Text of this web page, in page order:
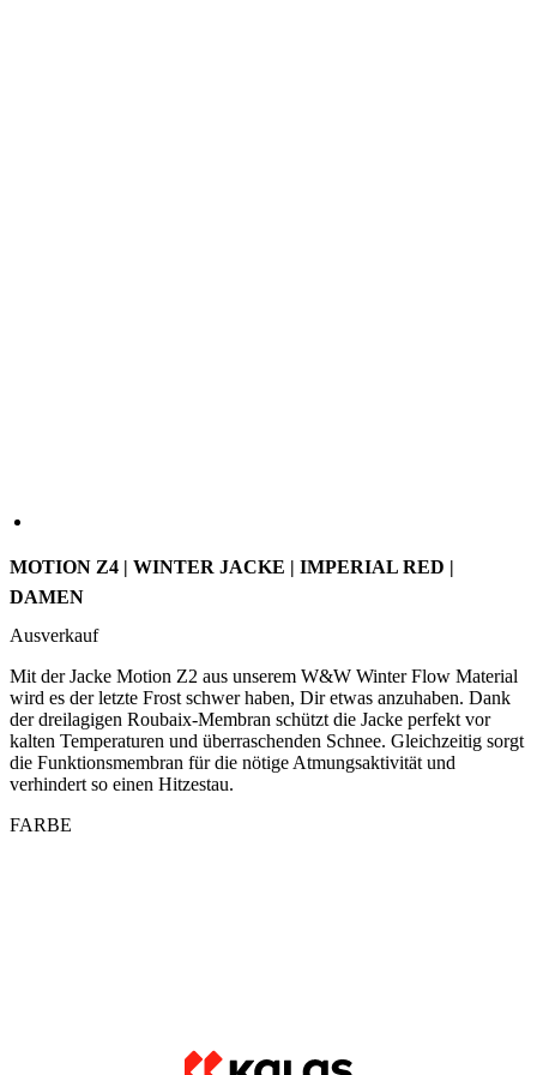
Ausverkauf
Mit der Jacke Motion Z2 aus unserem W&W Winter Flow Material
wird es der letzte Frost schwer haben, Dir etwas anzuhaben. Dank
kalten Temperaturen und überraschenden Schnee. Gleichzeitig sorgt
verhindert so einen Hitzestau.
FARBE